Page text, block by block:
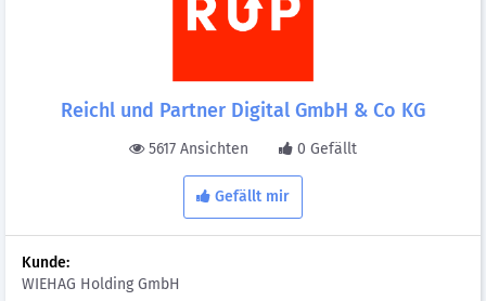
Reichl und Partner Digital GmbH & Co KG
5617 Ansichten 0 Gefällt
Gefällt mir
Kunde:
WIEHAG Holding GmbH